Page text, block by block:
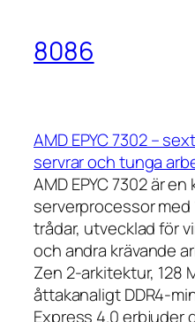
8086
AMD EPYC 7302 –
servrar och tunga
AMD EPYC 7302 är
serverprocessor med
trådar, utvecklad för
och andra krävande
Zen 2-arkitektur, 128
åttakanaligt DDR4-
Express 4.0 erbjuder